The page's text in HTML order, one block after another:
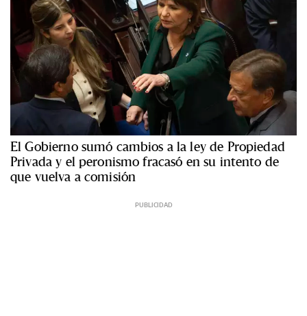
El Gobierno sumó cambios a la ley de Propiedad
Privada y el peronismo fracasó en su intento de
que vuelva a comisión